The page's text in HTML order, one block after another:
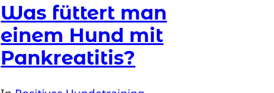
Was füttert man
einem Hund mit
Pankreatitis?